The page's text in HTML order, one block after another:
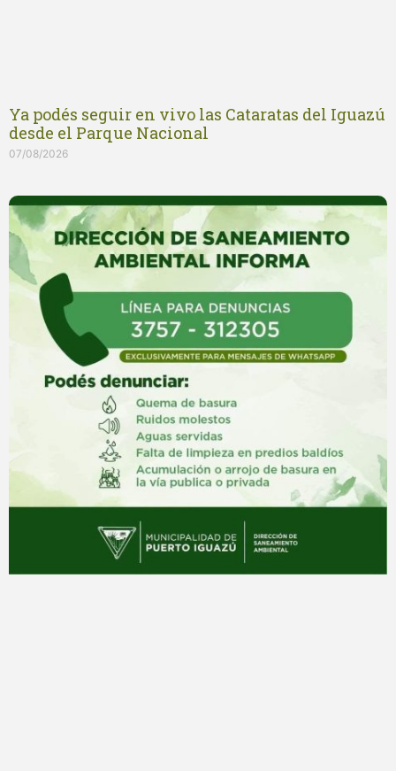
Ya podés seguir en vivo las Cataratas del Iguazú
desde el Parque Nacional
07/08/2026